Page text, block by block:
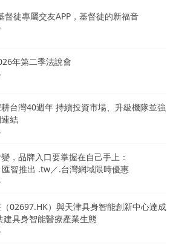
督徒專屬交友APP，基督徒的新福音
年第二季法說會
台灣40週年 持續投資市場、升級機隊並強
結
，品牌入口要掌握在自己手上：
智推出 .tw／.台灣網域限時優惠
02697.HK）與天津具身智能創新中心達成
建具身智能醫療產業生態